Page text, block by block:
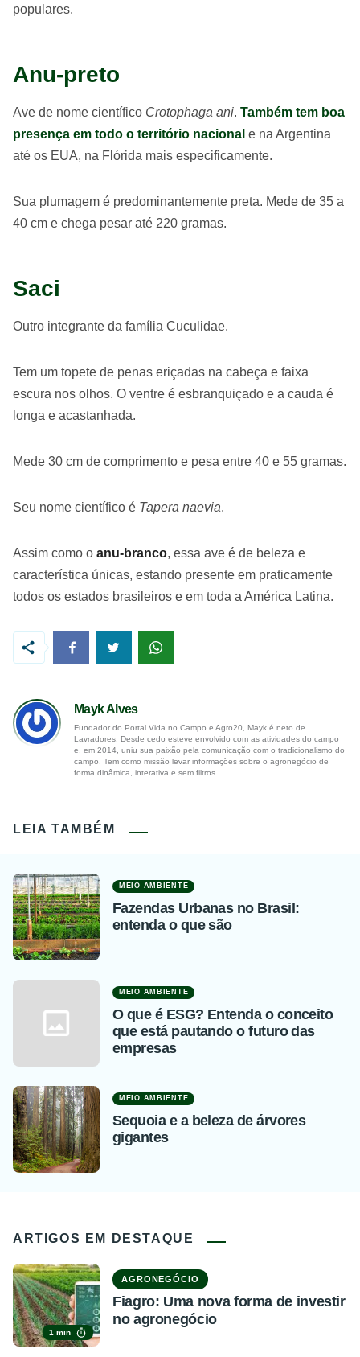
populares.
Anu-preto
Ave de nome científico Crotophaga ani. Também tem boa
presença em todo o território nacional e na Argentina
até os EUA, na Flórida mais especificamente.
Sua plumagem é predominantemente preta. Mede de 35 a
40 cm e chega pesar até 220 gramas.
Saci
Outro integrante da família Cuculidae.
Tem um topete de penas eriçadas na cabeça e faixa
escura nos olhos. O ventre é esbranquiçado e a cauda é
longa e acastanhada.
Mede 30 cm de comprimento e pesa entre 40 e 55 gramas.
Seu nome científico é Tapera naevia.
Assim como o anu-branco, essa ave é de beleza e
característica únicas, estando presente em praticamente
todos os estados brasileiros e em toda a América Latina.
Mayk Alves
Fundador do Portal Vida no Campo e Agro20, Mayk é neto de
Lavradores. Desde cedo esteve envolvido com as atividades do campo
e, em 2014, uniu sua paixão pela comunicação com o tradicionalismo do
campo. Tem como missão levar informações sobre o agronegócio de
forma dinâmica, interativa e sem filtros.
LEIA TAMBÉM
MEIO AMBIENTE
Fazendas Urbanas no Brasil:
entenda o que são
MEIO AMBIENTE
O que é ESG? Entenda o conceito
que está pautando o futuro das
empresas
MEIO AMBIENTE
Sequoia e a beleza de árvores
gigantes
ARTIGOS EM DESTAQUE
1 min
AGRONEGÓCIO
Fiagro: Uma nova forma de investir
no agronegócio